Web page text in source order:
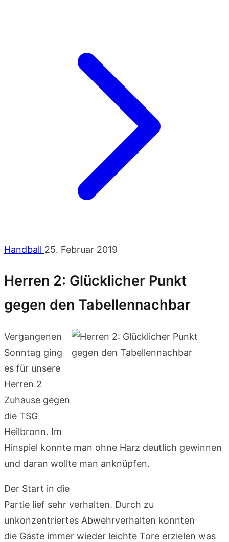
Handball 25. Februar 2019
Herren 2: Glücklicher Punkt
gegen den Tabellennachbar
Vergangenen
Sonntag ging
es für unsere
Herren 2
Zuhause gegen
die TSG
Heilbronn. Im
Hinspiel konnte man ohne Harz deutlich gewinnen
und daran wollte man anknüpfen.
Der Start in die
Partie lief sehr verhalten. Durch zu
unkonzentriertes Abwehrverhalten konnten
die Gäste immer wieder leichte Tore erzielen was